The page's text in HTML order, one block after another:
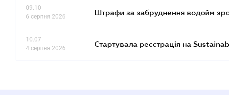
09.10
6 серпня 2026
Штрафи за забруднення водойм
10.07
4 серпня 2026
Стартувала реєстрація на